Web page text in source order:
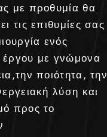
με προθυμία θα
τις επιθυμίες σας
ενός
με γνώμονα
ποιότητα, την
λύση και
προς το